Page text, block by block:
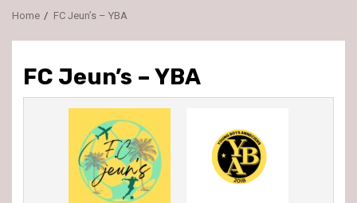
Home FC Jeun’s – YBA
FC Jeun’s – YBA